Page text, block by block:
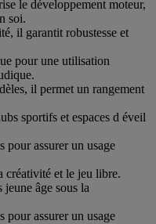
le développement moteur,
soi.
il garantit robustesse et
pour une utilisation
il permet un rangement
sportifs et espaces d éveil
pour assurer un usage
créativité et le jeu libre.
âge sous la
pour assurer un usage